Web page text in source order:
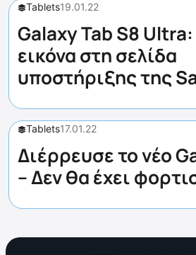
Tablets19.01.22
Galaxy Tab S8
εικόνα στη σελίδα
υποστήριξης της
Tablets17.01.22
Διέρρευσε το νέο
– Δεν θα έχει